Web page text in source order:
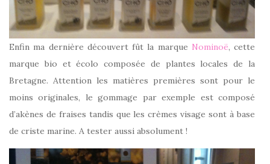
Enfin ma dernière découvert fût la marque Nominoë, cette
marque bio et écolo composée de plantes locales de la
Bretagne. Attention les matières premières sont pour le
moins originales, le gommage par exemple est composé
d’akènes de fraises tandis que les crèmes visage sont à base
de criste marine. A tester aussi absolument !